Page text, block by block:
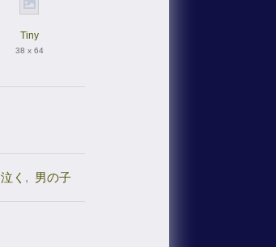
Tiny
38 x 64
泣く , 男の子